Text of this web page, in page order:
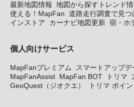
最新地図情報 地図から探すトレンド情
使える！MapFan 道路走行調査で見つ
インストア
カーナビ地図更新 宿・ホ
個人向けサービス
MapFanプレミアム
スマートアップ
MapFanAssist MapFan BOT トリマ
GeoQuest（ジオクエ）
トリマ ポイ